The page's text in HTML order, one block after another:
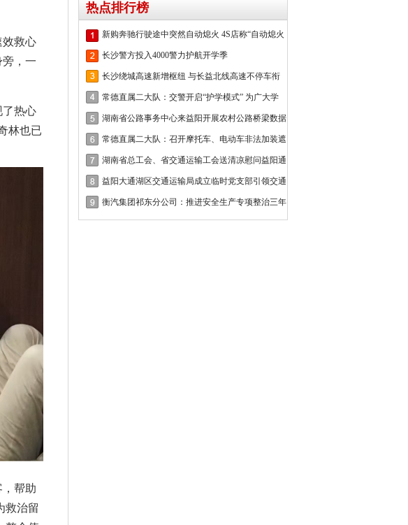
效救心
，一
了热心
林也已
帮助
救治留
热点排行榜
新购奔驰行驶途中突然自动熄火 4S店称“自动熄火
长沙警方投入4000警力护航开学季
长沙绕城高速新增枢纽 与长益北线高速不停车衔
接
常德直属二大队：交警开启“护学模式” 为广大学
湖南省公路事务中心来益阳开展农村公路桥梁数据
常德直属二大队：召开摩托车、电动车非法加装遮
湖南省总工会、省交通运输工会送清凉慰问益阳通
益阳大通湖区交通运输局成立临时党支部引领交通
衡汽集团祁东分公司：推进安全生产专项整治三年